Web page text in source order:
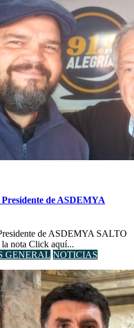
de ASDEMYA
de ASDEMYA SALTO
nota Click aquí...
GENERAL NOTICIAS